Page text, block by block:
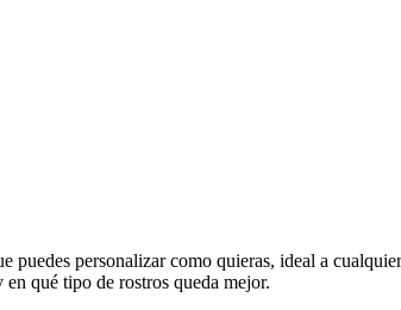
personalizar como quieras, ideal a
qué tipo de rostros queda mejor.